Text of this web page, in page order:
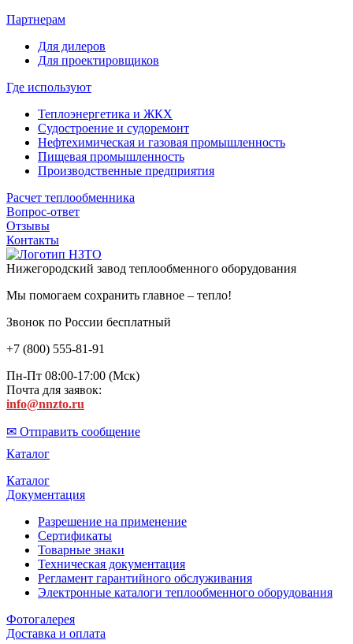
Партнерам
Для дилеров
Для проектировщиков
Где используют
Теплоэнергетика и ЖКХ
Судостроение и судоремонт
Нефтехимическая и газовая промышленность
Пищевая промышленность
Производственные предприятия
Расчет теплообменника
Вопрос-ответ
Отзывы
Контакты
Нижегородский завод теплообменного оборудования
Мы помогаем сохранить главное – тепло!
Звонок по России бесплатный
+7 (800) 555-81-91
Пн-Пт 08:00-17:00 (Мск)
Почта для заявок:
info@nnzto.ru
✉ Отправить сообщение
Каталог
Каталог
Документация
Разрешение на применение
Сертификаты
Товарные знаки
Техническая документация
Регламент гарантийного обслуживания
Электронные каталоги теплообменного оборудования
Фотогалерея
Доставка и оплата